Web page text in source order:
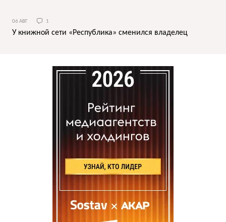
06 АВГ 1
У книжной сети «Республика» сменился владелец